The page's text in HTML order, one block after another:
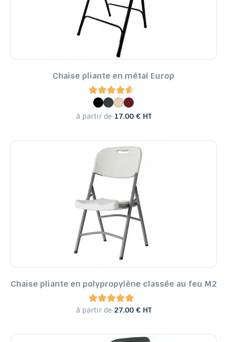
Chaise pliante en métal Europ
à partir de 17.00 € HT
Chaise pliante en polypropylène classée au feu M2
à partir de 27.00 € HT